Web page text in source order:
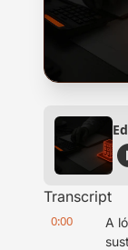
Transcript
0:00
A